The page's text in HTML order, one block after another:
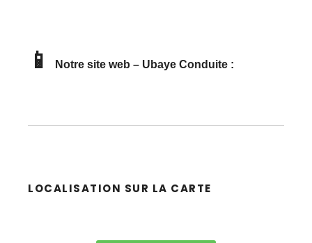
📱 Notre site web – Ubaye Conduite :
LOCALISATION SUR LA CARTE